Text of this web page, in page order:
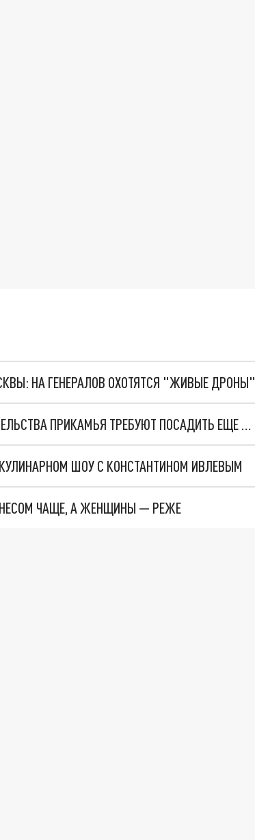
НА ГЕНЕРАЛОВ ОХОТЯТСЯ "ЖИВЫЕ ДРОНЫ"
ЭКС-РУКОВОДИТЕЛЯ УПРАВЛЕНИЯ КАПСТРОИТЕЛЬСТВА ПРИКАМЬЯ ТРЕБУЮТ ПОСАДИТЬ ЕЩЕ НА 10 ЛЕТ
ШОУ С КОНСТАНТИНОМ ИВЛЕВЫМ
ЧАЩЕ, А ЖЕНЩИНЫ — РЕЖЕ